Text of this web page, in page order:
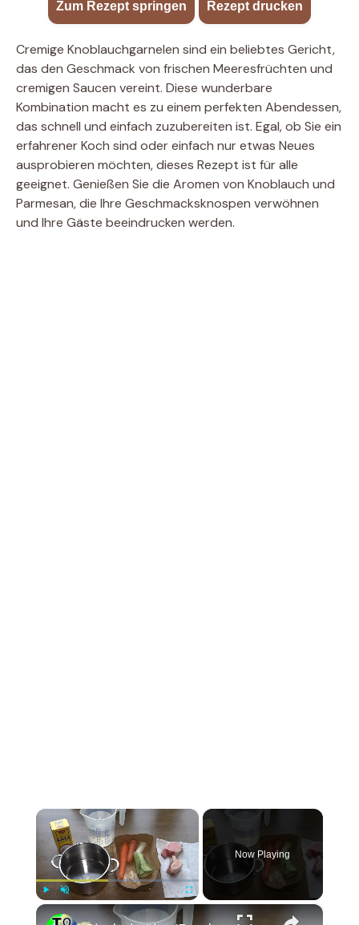
Zum Rezept springen Rezept drucken
Cremige Knoblauchgarnelen sind ein beliebtes Gericht,
das den Geschmack von frischen Meeresfrüchten und
cremigen Saucen vereint. Diese wunderbare
Kombination macht es zu einem perfekten Abendessen,
das schnell und einfach zuzubereiten ist. Egal, ob Sie ein
erfahrener Koch sind oder einfach nur etwas Neues
ausprobieren möchten, dieses Rezept ist für alle
geeignet. Genießen Sie die Aromen von Knoblauch und
Parmesan, die Ihre Geschmacksknospen verwöhnen
und Ihre Gäste beeindrucken werden.
×
Now Playing
×